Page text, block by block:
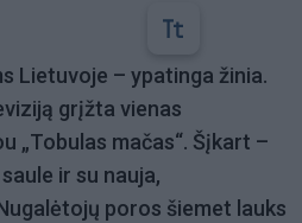
Lietuvoje – ypatinga žinia.
grįžta vienas
„Tobulas mačas“. Šįkart –
ir su nauja,
poros šiemet lauks